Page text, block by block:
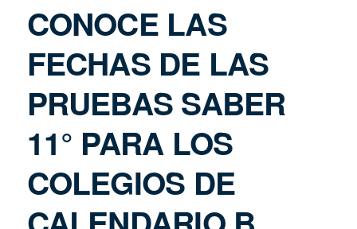
CONOCE LAS
FECHAS DE LAS
PRUEBAS SABER
11° PARA LOS
COLEGIOS DE